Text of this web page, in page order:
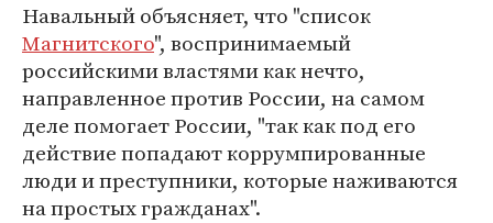
Навальный объясняет, что "список
Магнитского", воспринимаемый
российскими властями как нечто,
направленное против России, на самом
деле помогает России, "так как под его
действие попадают коррумпированные
люди и преступники, которые наживаются
на простых гражданах".